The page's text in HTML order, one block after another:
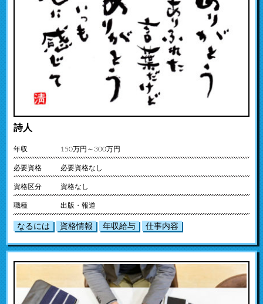
詩人
年収 150万円～300万円
必要資格 必要資格なし
資格区分 資格なし
職種 出版・報道
なるには 資格情報 年収給与 仕事内容